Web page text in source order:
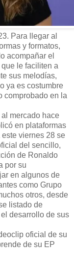
Para llegar al
y formatos,
acompañar el
le faciliten a
sus melodías,
ya es costumbre
comprobado en la
al mercado hace
en plataformas
viernes 28 se
del sencillo,
de Ronaldo
por su
en algunos de
como Grupo
otros, desde
listado de
desarrollo de sus
oficial de su
de su EP